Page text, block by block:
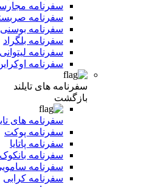
سفرنامه
سفرنامه
سفرنامه
سفرنامه بلگراد
سفرنامه لیتوانی
سفرنامه
سفرنامه های تایلند
بازگشت
سفرنامه های
سفرنامه پوکت
سفرنامه پاتایا
سفرنامه بانکوک
سفرنامه
سفرنامه کرابی